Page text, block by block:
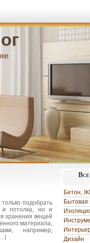
подобрать
и потолка, но и
хранения вещей
материала,
например,
Бетон,
Бытовая
Дизайн